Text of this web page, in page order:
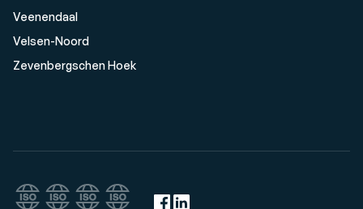
Veenendaal
Velsen-Noord
Zevenbergschen Hoek